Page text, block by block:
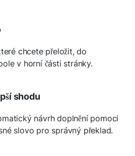
chcete přeložit, do
v horní části stránky.
shodu
návrh doplnění pomoci
slovo pro správný překlad.